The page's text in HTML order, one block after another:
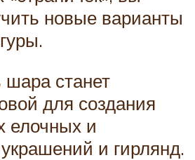
новые варианты
станет
для создания
елочных и
и гирлянд.